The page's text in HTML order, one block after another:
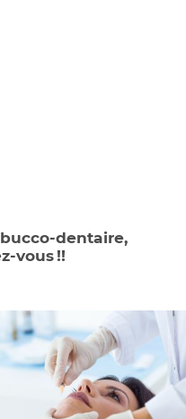
dentaire,
vous !!